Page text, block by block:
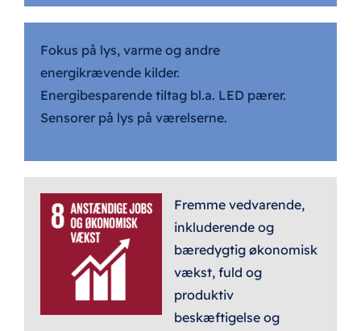
Fokus på lys, varme og andre
energikrævende kilder.
Energibesparende tiltag bl.a. LED pærer.
Sensorer på lys på værelserne.
Fremme vedvarende,
inkluderende og
bæredygtig økonomisk
vækst, fuld og
produktiv
beskæftigelse og